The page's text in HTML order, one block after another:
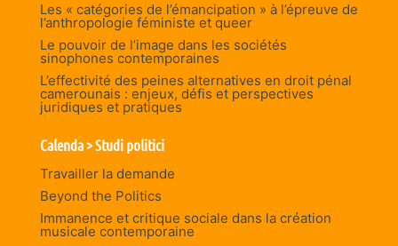
Les « catégories de l’émancipation » à l’épreuve de
l’anthropologie féministe et queer
Le pouvoir de l’image dans les sociétés
sinophones contemporaines
L’effectivité des peines alternatives en droit pénal
camerounais : enjeux, défis et perspectives
juridiques et pratiques
Calenda > Studi politici
Travailler la demande
Beyond the Politics
Immanence et critique sociale dans la création
musicale contemporaine